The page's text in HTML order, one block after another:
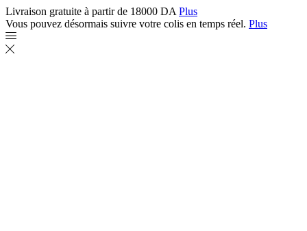
Livraison gratuite à partir de 18000 DA Plus
Vous pouvez désormais suivre votre colis en temps réel. Plus